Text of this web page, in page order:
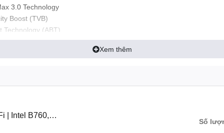
3.0 Technology
Boost (TVB)
(ABT)
(operate in non-ECC mode)
GUI support
Xem thêm
| Intel B760,
Số